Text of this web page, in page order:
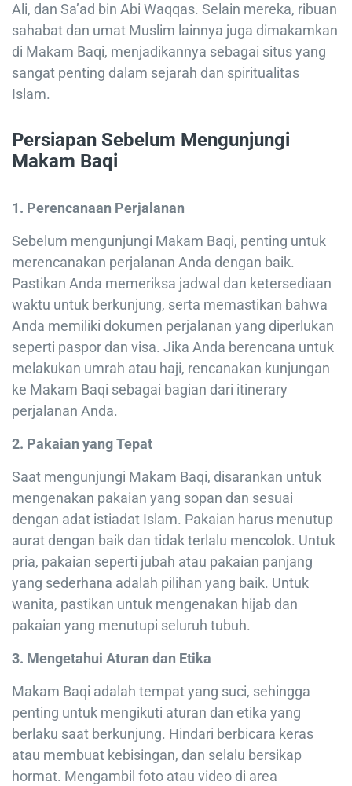
Ali, dan Sa’ad bin Abi Waqqas. Selain mereka, ribuan
sahabat dan umat Muslim lainnya juga dimakamkan
di Makam Baqi, menjadikannya sebagai situs yang
sangat penting dalam sejarah dan spiritualitas
Islam.
Persiapan Sebelum Mengunjungi
Makam Baqi
1. Perencanaan Perjalanan
Sebelum mengunjungi Makam Baqi, penting untuk
merencanakan perjalanan Anda dengan baik.
Pastikan Anda memeriksa jadwal dan ketersediaan
waktu untuk berkunjung, serta memastikan bahwa
Anda memiliki dokumen perjalanan yang diperlukan
seperti paspor dan visa. Jika Anda berencana untuk
melakukan umrah atau haji, rencanakan kunjungan
ke Makam Baqi sebagai bagian dari itinerary
perjalanan Anda.
2. Pakaian yang Tepat
Saat mengunjungi Makam Baqi, disarankan untuk
mengenakan pakaian yang sopan dan sesuai
dengan adat istiadat Islam. Pakaian harus menutup
aurat dengan baik dan tidak terlalu mencolok. Untuk
pria, pakaian seperti jubah atau pakaian panjang
yang sederhana adalah pilihan yang baik. Untuk
wanita, pastikan untuk mengenakan hijab dan
pakaian yang menutupi seluruh tubuh.
3. Mengetahui Aturan dan Etika
Makam Baqi adalah tempat yang suci, sehingga
penting untuk mengikuti aturan dan etika yang
berlaku saat berkunjung. Hindari berbicara keras
atau membuat kebisingan, dan selalu bersikap
hormat. Mengambil foto atau video di area